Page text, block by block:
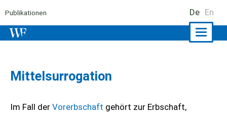
Publikationen De En
Mittelsurrogation
Im Fall der Vorerbschaft gehört zur Erbschaft,